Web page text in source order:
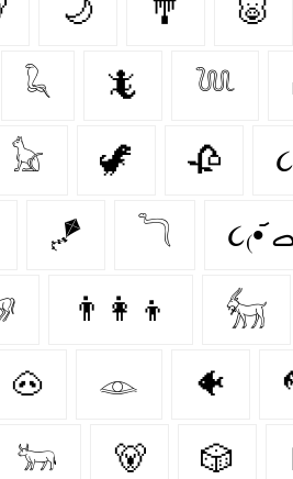
🌙 🎐 🐷
𓆗 🦎 𓆙
𓃠 🦖 🥀
🪁 𓆓
👨‍👩‍👦 𓃶
🐽 𓁼 🐠
𓃽 🐻 🎲